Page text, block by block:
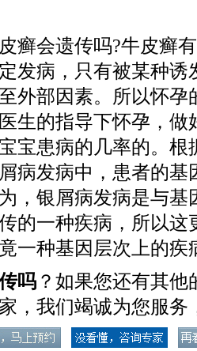
会遗传吗?牛皮癣有
发病，只有被某种诱
外部因素。所以怀孕
生的指导下怀孕，做
宝患病的几率的。根
病发病中，患者的基
，银屑病发病是与基
的一种疾病，所以这
一种基因层次上的疾
吗 ？如果您还有其
，我们竭诚为您服务